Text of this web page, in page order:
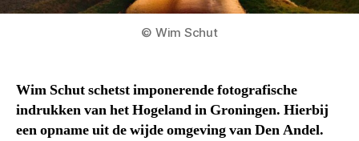
© Wim Schut
Wim Schut schetst imponerende fotografische
indrukken van het Hogeland in Groningen. Hierbij
een opname uit de wijde omgeving van Den Andel.